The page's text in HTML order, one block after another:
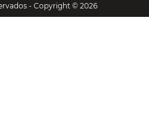
- Copyright © 2026